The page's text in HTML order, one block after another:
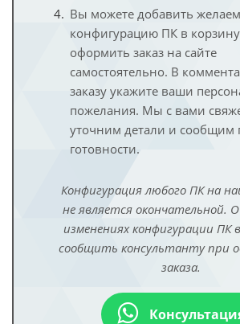
Вы можете добавить
конфигурацию ПК в
оформить заказ на сайте
самостоятельно. В
заказу укажите ваши
пожелания. Мы с вами
уточним детали и сообщим
готовности.
Конфигурация любого ПК на
не является окончательной.
изменениях конфигурации
сообщить консультанту при
заказа.